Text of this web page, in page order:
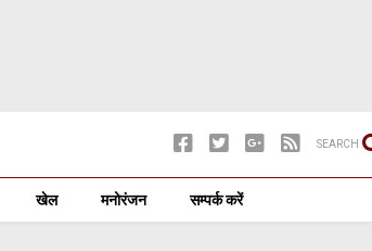
SEARCH
खेल मनोरंजन सम्पर्क करें